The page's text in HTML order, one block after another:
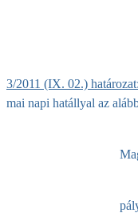
3/2011 (IX. 02.) határozat:
mai napi hatállyal az